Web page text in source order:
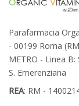
Parafarmacia
- 00199 Roma
METRO - Linea
S. Emerenziana
REA: RM -